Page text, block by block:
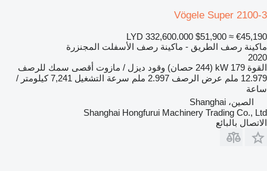
Vögele Super 2100-3
LYD 332,600.000 $51,900 ≈ €45,190
ماكينة رصف الطريق - ماكينة رصف الأسفلت المجنزرة
2020
القوة 179 kW (244 حصان) وقود ديزل / مازوت أقصى سمك للرصف
12.979 ملم
عرض الرصف 2.997 ملم سرعة التشغيل
7,241 كيلومتر /
ساعة
الصين، Shanghai
Shanghai Hongfurui Machinery Trading Co., Ltd
الاتصال بالبائع